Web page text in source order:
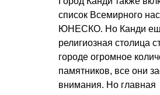
список Всемирного
ЮНЕСКО. Но Канди
религиозная столица
городе огромное
памятников, все они
внимания. Но главная